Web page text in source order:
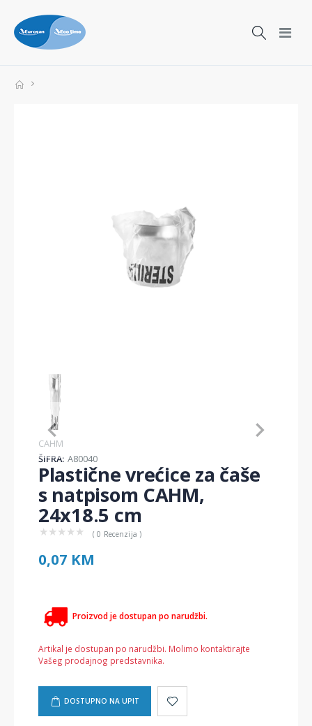
Item
1
of
1
CAHM
ŠIFRA: A80040
Plastične vrećice za čaše
s natpisom CAHM,
24x18.5 cm
★ ★ ★ ★ ★ ( 0 Recenzija )
0,07 KM
Proizvod je dostupan po narudžbi.
Artikal je dostupan po narudžbi. Molimo kontaktirajte
Vašeg prodajnog predstavnika.
DOSTUPNO NA UPIT